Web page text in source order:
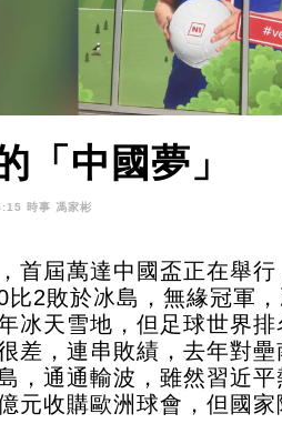
「中國夢」
時事 馮家彬
首屆萬達中國盃正在舉
比2敗於冰島，無緣冠軍
冰天雪地，但足球世界
差，連串敗績，去年對壘
，通通輸波，雖然習近
元收購歐洲球會，但國